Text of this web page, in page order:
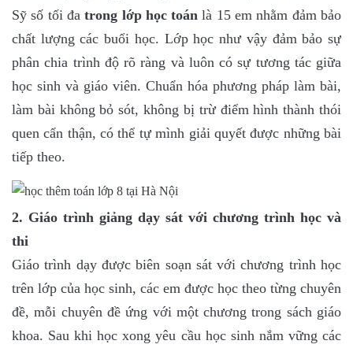
Sỹ số tối đatrong lớp học toánlà 15 em nhằm đảm bảo
chất lượng các buổi học. Lớp học như vậy đảm bảo sự
phân chia trình độ rõ ràng và luôn có sự tương tác giữa
học sinh và giáo viên. Chuẩn hóa phương pháp làm bài,
làm bài không bỏ sót, không bị trừ điểm hình thành thói
quen cẩn thận, có thể tự mình giải quyết được những bài
tiếp theo.
2. Giáo trình giảng dạy sát với chương trình học và
thi
Giáo trình dạy được biên soạn sát với chương trình học
trên lớp của học sinh, các em được học theo từng chuyên
đề, mỗi chuyên đề ứng với một chương trong sách giáo
khoa. Sau khi học xong yêu cầu học sinh nắm vững các